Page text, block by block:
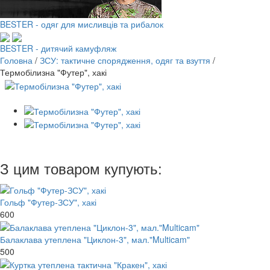
BESTER - одяг для мисливців та рибалок
BESTER - дитячий камуфляж
Головна / ЗСУ: тактичне спорядження, одяг та взуття /
Термобілизна "Футер", хакі
З цим товаром купують:
Гольф "Футер-ЗСУ", хакі
600
Балаклава утеплена "Циклон-3", мал."Multicam"
500